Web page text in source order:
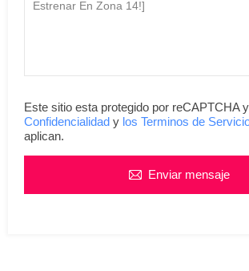
Este sitio esta protegido por reCAPTCHA
Confidencialidad y los Terminos de
aplican.
Enviar mensaje